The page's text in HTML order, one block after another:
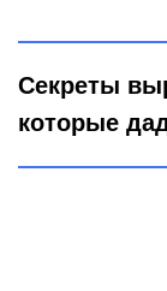
Секреты
которые